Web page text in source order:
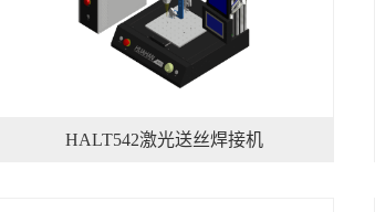
HALT542激光送丝焊接机